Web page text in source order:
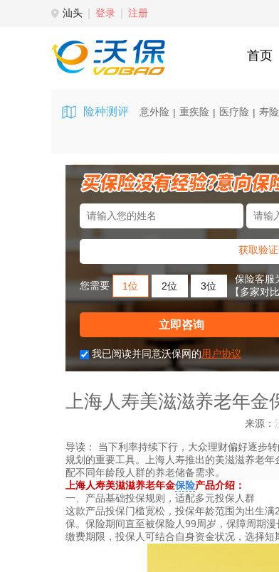
汕头 登录 注册
首页
险种测评 意外险 | 重疾险 | 医疗险 | 寿险
获取验
您需要 1位 2位 3位
保险客服
【多家对
立即咨询
我已阅读并同意沃保网的用户协议
上海人寿美滋滋养老年金
来源：
导读：
当下利率持续下行，大众理财偏好逐步
规划的重要工具。上海人寿推出的美滋滋养老
配不同年龄段人群的养老储备需求。
上海人寿美滋滋养老年金保险产品介绍：
一、产品基础投保规则，适配多元投保人群
这款产品投保门槛宽松，投保年龄范围为出生
保。保险期间直至被保险人99周岁，保障周期
缴费期限，投保人可结合自身资金状况，选择短